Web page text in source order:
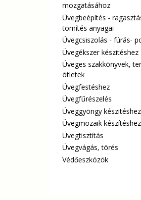
mozgatásához
Üvegbeépítés -
tömítés anyagai
Üvegcsiszolás - fúrás-
Üvegékszer készitéshez
Üveges szakkönyvek,
ötletek
Üvegfestéshez
Üvegfűrészelés
Üveggyöngy készitéshez
Üvegmozaik készítéshez
Üvegtisztítás
Üvegvágás, törés
Védőeszközök